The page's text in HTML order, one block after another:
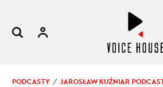
PODCASTY JAROSŁAW KUŹNIAR